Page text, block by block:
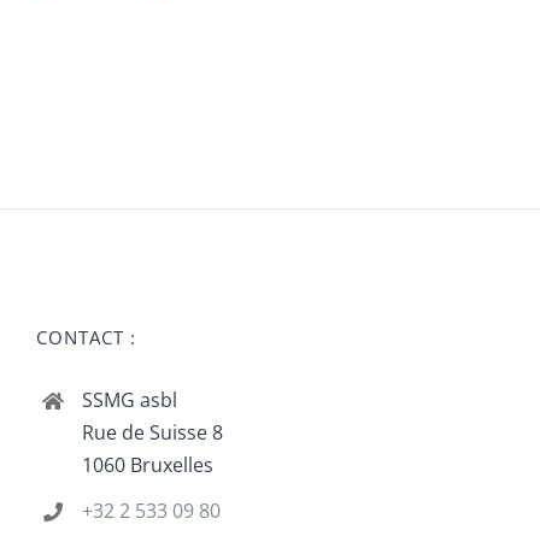
CONTACT :
SSMG asbl
Rue de Suisse 8
1060 Bruxelles
+32 2 533 09 80